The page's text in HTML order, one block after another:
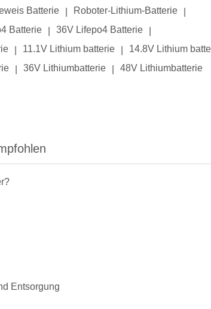
Batterie Roboter-Lithium-Batterie
Batterie 36V Lifepo4 Batterie
11.1V Lithium batterie 14.8V Lithium
36V Lithiumbatterie 48V Lithiumbatterie
Entsorgung